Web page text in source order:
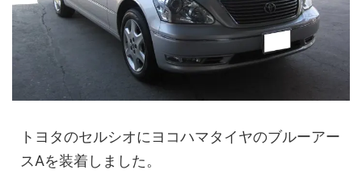
トヨタのセルシオにヨコハマタイヤのブルーアー
スAを装着しました。